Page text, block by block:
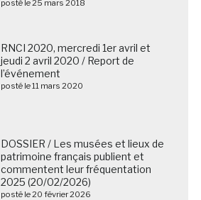
posté le 25 mars 2018
RNCI 2020, mercredi 1er avril et
jeudi 2 avril 2020 / Report de
l’événement
posté le 11 mars 2020
DOSSIER / Les musées et lieux de
patrimoine français publient et
commentent leur fréquentation
2025 (20/02/2026)
posté le 20 février 2026